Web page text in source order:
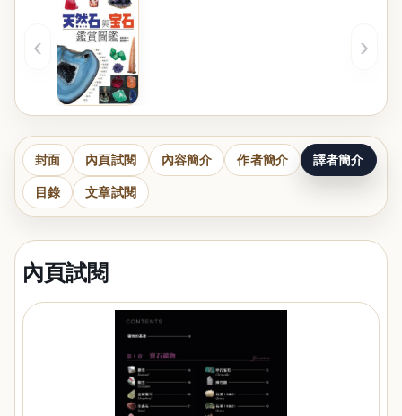
‹ ›
封面 內頁試閱 內容簡介 作者簡介 譯者簡介
目錄 文章試閱
內頁試閱